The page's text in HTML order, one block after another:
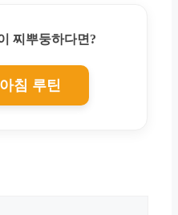
찌뿌둥하다면?
침 루틴